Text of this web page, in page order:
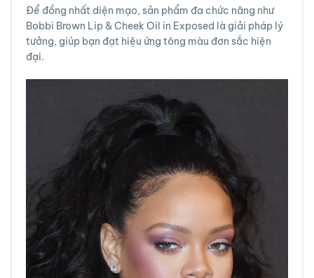
Để đồng nhất diện mạo, sản phẩm đa chức năng như
Bobbi Brown Lip & Cheek Oil in Exposed là giải pháp lý
tưởng, giúp bạn đạt hiệu ứng tông màu đơn sắc hiện
đại.